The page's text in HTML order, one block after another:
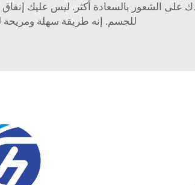
الشعور بالسعادة أكثر. ليس عليك إنفاق
للجسم. إنه طريقة سهلة ومريحة